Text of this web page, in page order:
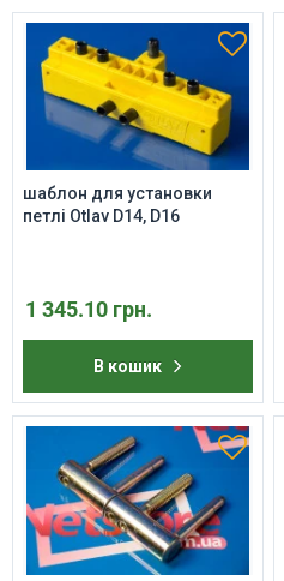
шаблон для установки
петлі Otlav D14, D16
1 345.10 грн.
В кошик